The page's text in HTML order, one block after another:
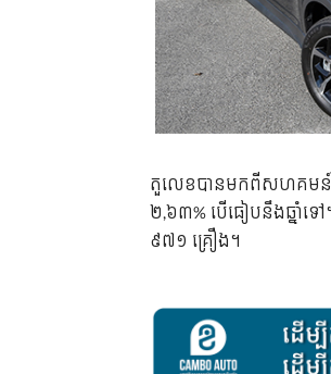
តួ​លេខ​បាន​មក​ពី​សហគមន៍​
២,៦៣% បើ​ធៀប​នឹង​ឆ្នាំ​
៩៧១ គ្រឿង។